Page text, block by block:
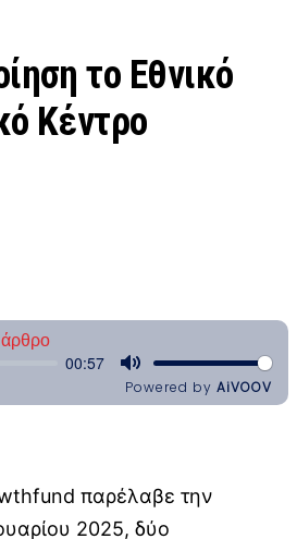
το Εθνικό
Κέντρο
παρέλαβε την
2025, δύο